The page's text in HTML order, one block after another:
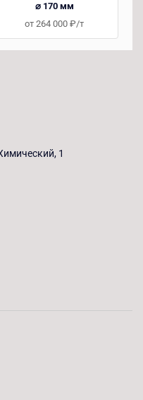
⌀ 170 мм
от 264 000 ₽/т
1